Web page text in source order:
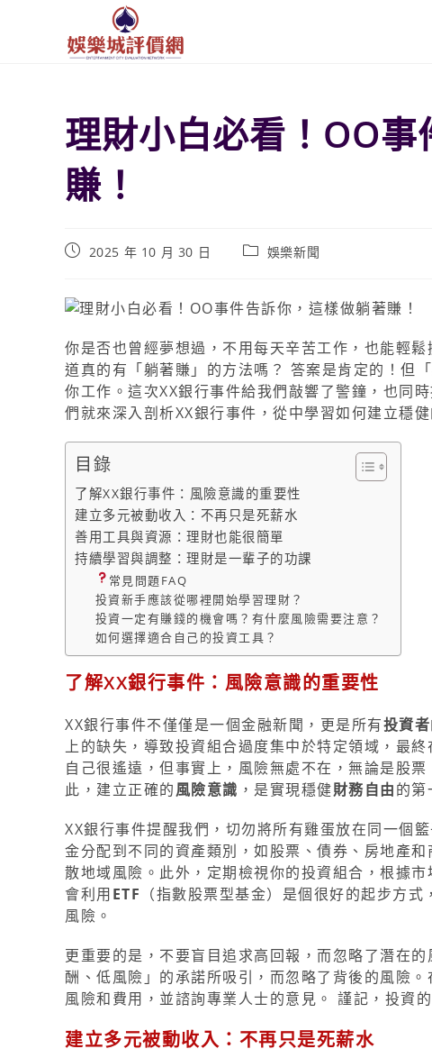
理財小白必看！OO
賺！
2025 年 10 月 30 日 娛樂新聞
你是否也曾經夢想過，不用每天辛苦工作，也能輕
道真的有「躺著賺」的方法嗎？ 答案是肯定的！但
你工作。這次XX銀行事件給我們敲響了警鐘，也同
們就來深入剖析XX銀行事件，從中學習如何建立穩健
目錄
了解XX銀行事件：風險意識的重要性
建立多元被動收入：不再只是死薪水
善用工具與資源：理財也能很簡單
持續學習與調整：理財是一輩子的功課
常見問題FAQ
投資新手應該從哪裡開始學習理財？
投資一定有賺錢的機會嗎？有什麼風險需要注意？
如何選擇適合自己的投資工具？
了解XX銀行事件：風險意識的重要性
XX銀行事件不僅僅是一個金融新聞，更是所有投資者
上的缺失，導致投資組合過度集中於特定領域，最
自己很遙遠，但事實上，風險無處不在，無論是股
此，建立正確的風險意識 ，是實現穩健財務自由的第
XX銀行事件提醒我們，切勿將所有雞蛋放在同一個籃
金分配到不同的資產類別，如股票、債券、房地產
散地域風險。此外，定期檢視你的投資組合，根據
會利用ETF （指數股票型基金）是個很好的起步方
風險。
更重要的是，不要盲目追求高回報，而忽略了潛在
酬、低風險」的承諾所吸引，而忽略了背後的風險
風險和費用，並諮詢專業人士的意見。 謹記，投資
建立多元被動收入：不再只是死薪水